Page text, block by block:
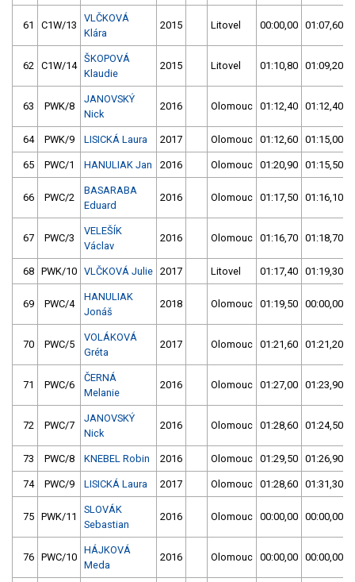
61 C1W/13
VLČKOVÁ
Klára
2015 Litovel 00:00,00 01:07,60
62 C1W/14
ŠKOPOVÁ
Klaudie
2015 Litovel 01:10,80 01:09,20
63 PWK/8
JANOVSKÝ
Nick
2016 Olomouc 01:12,40 01:12,40
64 PWK/9 LISICKÁ Laura 2017 Olomouc 01:12,60 01:15,00
65 PWC/1 HANULIAK Jan 2016 Olomouc 01:20,90 01:15,50
66 PWC/2
BASARABA
Eduard
2016 Olomouc 01:17,50 01:16,10
67 PWC/3
VELEŠÍK
Václav
2016 Olomouc 01:16,70 01:18,70
68 PWK/10 VLČKOVÁ Julie 2017 Litovel 01:17,40 01:19,30
69 PWC/4
HANULIAK
Jonáš
2018 Olomouc 01:19,50 00:00,00
70 PWC/5
VOLÁKOVÁ
Gréta
2017 Olomouc 01:21,60 01:21,20
71 PWC/6
ČERNÁ
Melanie
2016 Olomouc 01:27,00 01:23,90
72 PWC/7
JANOVSKÝ
Nick
2016 Olomouc 01:28,60 01:24,50
73 PWC/8 KNEBEL Robin 2016 Olomouc 01:29,50 01:26,90
74 PWC/9 LISICKÁ Laura 2017 Olomouc 01:28,60 01:31,30
75 PWK/11
SLOVÁK
Sebastian
2016 Olomouc 00:00,00 00:00,00
76 PWC/10
HÁJKOVÁ
Meda
2016 Olomouc 00:00,00 00:00,00